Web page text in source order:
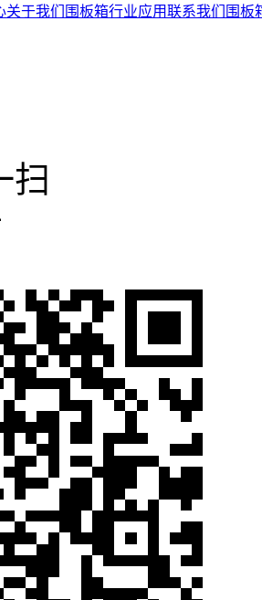
关于我们 围板箱行业应用联系我们 围板
扫